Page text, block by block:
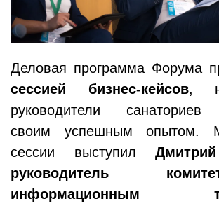
Деловая программа Форума
сессией бизнес-кейсов,
руководители санаториев
своим успешным опытом.
сессии выступил
руководитель
информационным